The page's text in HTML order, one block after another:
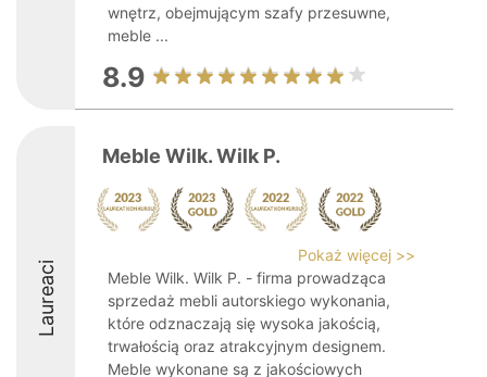
wnętrz, obejmującym szafy przesuwne,
meble ...
8.9
Laureaci
Meble Wilk. Wilk P.
Pokaż więcej >>
Meble Wilk. Wilk P. - firma prowadząca
sprzedaż mebli autorskiego wykonania,
które odznaczają się wysoka jakością,
trwałością oraz atrakcyjnym designem.
Meble wykonane są z jakościowych